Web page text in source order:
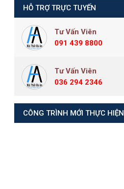
HỖ TRỢ TRỰC TUYẾN
Tư Vấn Viên
091 439 8800
Tư Vấn Viên
036 294 2346
CÔNG TRÌNH MỚI THỰC HIỆN